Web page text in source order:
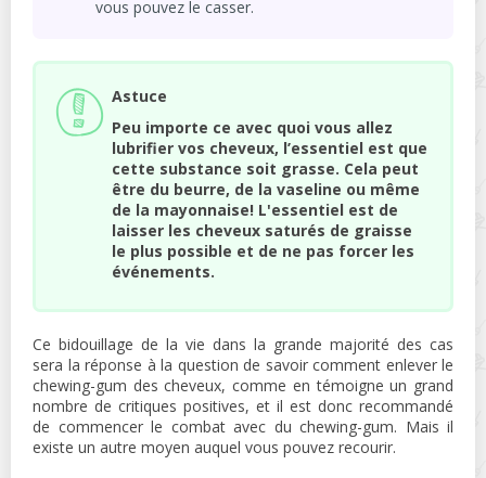
vous pouvez le casser.
Astuce
Peu importe ce avec quoi vous allez
lubrifier vos cheveux, l’essentiel est que
cette substance soit grasse. Cela peut
être du beurre, de la vaseline ou même
de la mayonnaise! L'essentiel est de
laisser les cheveux saturés de graisse
le plus possible et de ne pas forcer les
événements.
Ce bidouillage de la vie dans la grande majorité des cas
sera la réponse à la question de savoir comment enlever le
chewing-gum des cheveux, comme en témoigne un grand
nombre de critiques positives, et il est donc recommandé
de commencer le combat avec du chewing-gum. Mais il
existe un autre moyen auquel vous pouvez recourir.